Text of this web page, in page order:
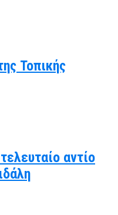
Τοπικής
αντίο